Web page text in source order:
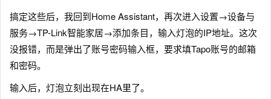
搞定这些后，我回到Home Assistant，再次进入设置→设备与
服务→TP-Link智能家居→添加条目，输入灯泡的IP地址。这次
没报错，而是弹出了账号密码输入框，要求填Tapo账号的邮箱
和密码。
输入后，灯泡立刻出现在HA里了。